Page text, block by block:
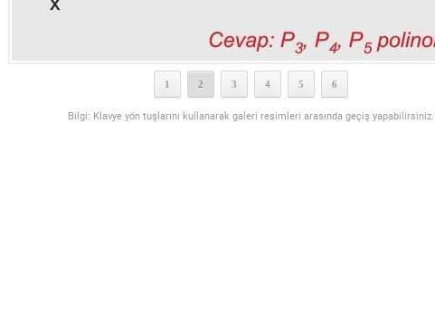
1 2 3 4 5 6
Bilgi: Klavye yön tuşlarını kullanarak galeri resimleri arasında geçiş yapabilirsiniz.